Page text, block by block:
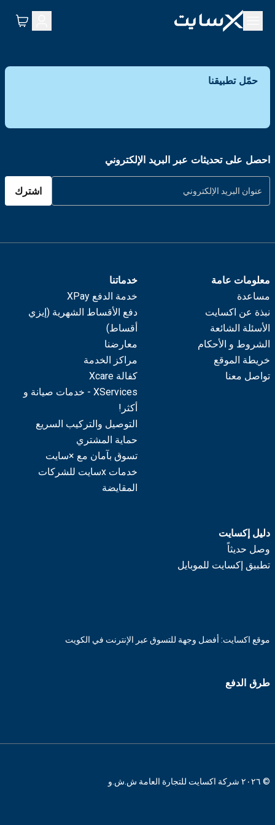
حمّل تطبيقنا
احصل على تحديثات عبر البريد الإلكتروني
اشترك
معلومات عامة
مساعدة
نبذة عن اكسايت
الأسئلة الشائعة
الشروط و الأحكام
خريطة الموقع
تواصل معنا
خدماتنا
خدمة الدفع XPay
دفع الأقساط الشهرية (إيزي
أقساط)
معارضنا
مراكز الخدمة
كفالة Xcare
XServices - خدمات صيانة و
أكثر!
التوصيل والتركيب السريع
حماية المشتري
تسوق بآمان مع ×سايت
خدمات xسايت للشركات
المقايضة
دليل إكسايت
وصل حديثاً
تطبيق إكسايت للموبايل
موقع اكسايت: أفضل وجهة للتسوق عبر الإنترنت في الكويت
طرق الدفع
© ٢٠٢٦ شركة اكسايت للتجارة العامة ش.ش.و